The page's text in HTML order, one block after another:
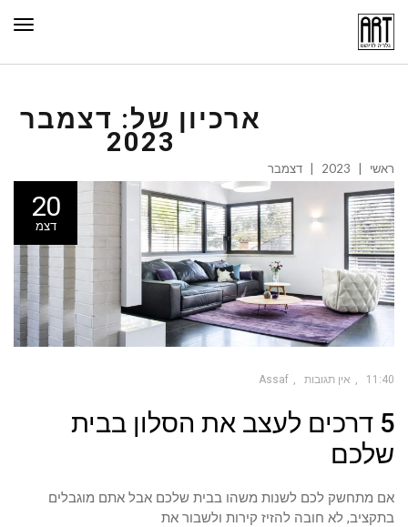
ראשי 2023 דצמבר
ארכיון של: דצמבר
2023
20
דצמ
11:40 אין תגובות Assaf
5 דרכים לעצב את הסלון בבית
שלכם
אם מתחשק לכם לשנות משהו בבית שלכם אבל אתם מוגבלים
בתקציב, לא חובה להזיז קירות ולשבור את